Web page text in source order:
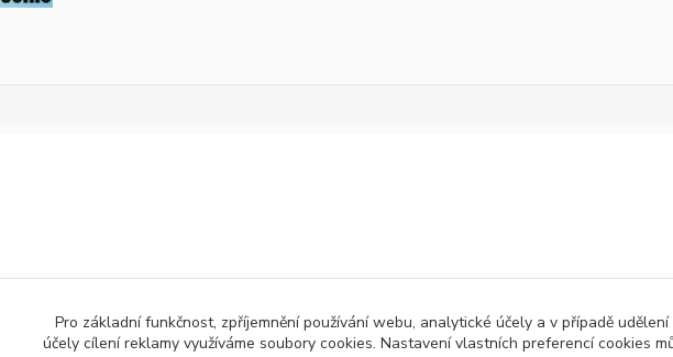
Pro základní funkčnost, zpříjemnění používání webu, analytické účely a v případě
účely cílení reklamy využíváme soubory cookies. Nastavení vlastních preferencí cookies